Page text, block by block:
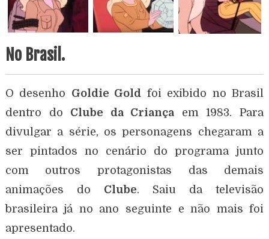
No Brasil.
O desenho Goldie Gold foi exibido no Brasil
dentro do Clube da Criança em 1983. Para
divulgar a série, os personagens chegaram a
ser pintados no cenário do programa junto
com outros protagonistas das demais
animações do Clube. Saiu da televisão
brasileira já no ano seguinte e não mais foi
apresentado.